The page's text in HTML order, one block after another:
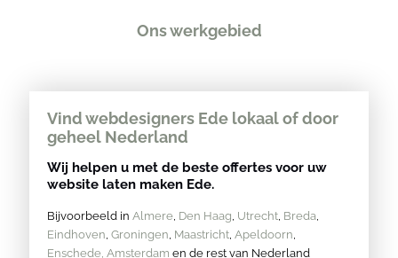
Ons werkgebied
Vind webdesigners Ede lokaal of door
geheel Nederland
Wij helpen u met de beste offertes voor uw
website laten maken Ede.
Bijvoorbeeld in Almere, Den Haag, Utrecht, Breda,
Eindhoven, Groningen, Maastricht, Apeldoorn,
Enschede, Amsterdam en de rest van Nederland